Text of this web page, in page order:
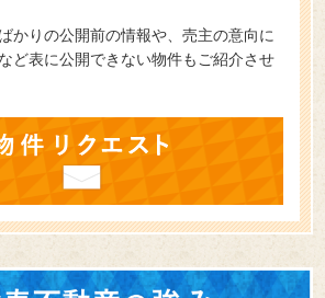
かりの公開前の情報や、売主の意向に
ど表に公開できない物件もご紹介させ